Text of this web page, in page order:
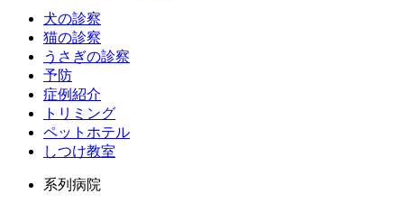
犬の診察
猫の診察
うさぎの診察
予防
症例紹介
トリミング
ペットホテル
しつけ教室
系列病院